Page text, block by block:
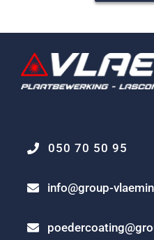
050 70 50 95
info@group-